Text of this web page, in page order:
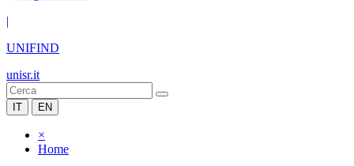
|
UNIFIND
unisr.it
IT EN
×
Home